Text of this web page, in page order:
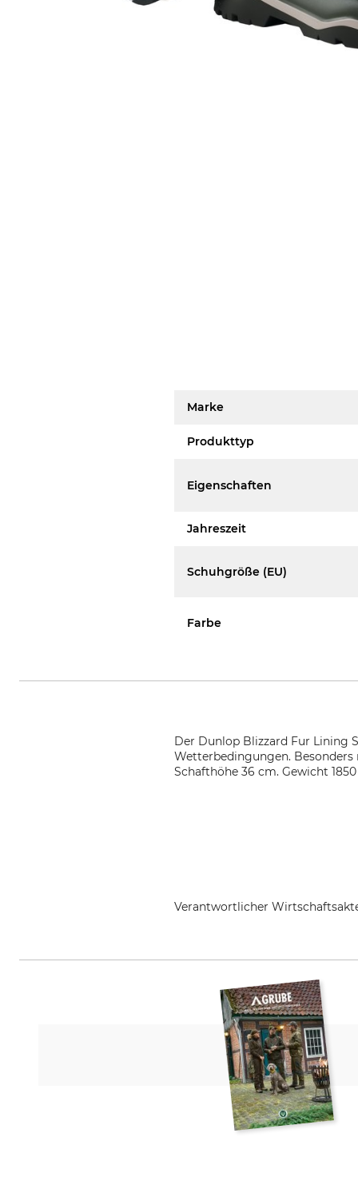
Marke
Produkttyp
Eigenschaften
Jahreszeit
Schuhgröße (EU)
Farbe
Der Dunlop Blizzard Fur Lining
Wetterbedingungen.
Schafthöhe 36 cm. Gewicht
Verantwortlicher